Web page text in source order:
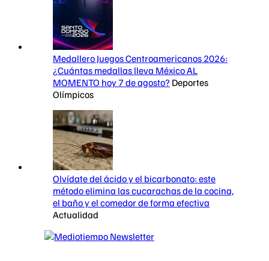
Medallero Juegos Centroamericanos 2026:
¿Cuántas medallas lleva México AL
MOMENTO hoy 7 de agosto? Deportes
Olímpicos
Olvídate del ácido y el bicarbonato: este
método elimina las cucarachas de la cocina,
el baño y el comedor de forma efectiva
Actualidad